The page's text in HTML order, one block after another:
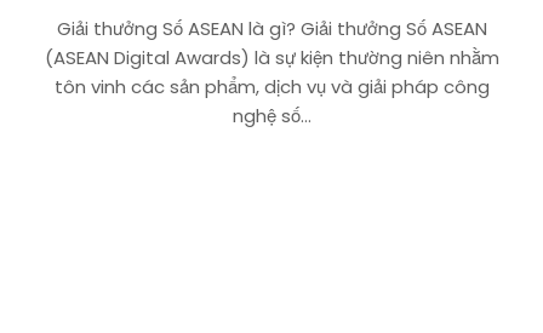
Giải thưởng Số ASEAN là gì? Giải thưởng Số ASEAN
(ASEAN Digital Awards) là sự kiện thường niên nhằm
tôn vinh các sản phẩm, dịch vụ và giải pháp công
nghệ số…